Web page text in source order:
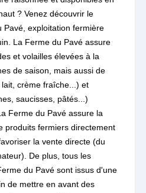
? Venez découvrir le
Pavé, exploitation fermière
La Ferme du Pavé assure
et volailles élevées à la
de saison, mais aussi de
crème fraîche...) et
saucisses, pâtés...)
Ferme du Pavé assure la
produits fermiers directement
la vente directe (du
De plus, tous les
du Pavé sont issus d'une
de mettre en avant des